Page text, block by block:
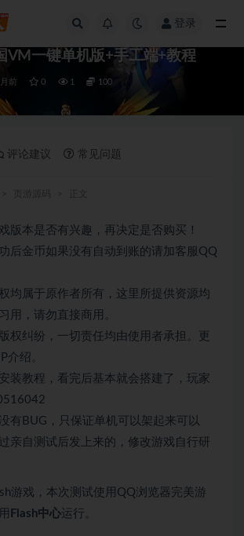
登录
VM一键单机版+手工端+教程
前 0 1 100
评论建议 常见问题
版本是否有兴趣，再决定是否购买！
后金币如果没有自动到账的请加客服QQ
均属于原作者所有，这里所提供资源均
用，请勿直接商用。
权纠纷，一切责任均由使用者承担。更
介绍。
装教程，看完后基本就会搭建了，玩家
有BUG，只保证单机可以架起来可以
亲自测试后发上来的，修改游戏自行研
游戏，本次测试使用QQ浏览器完美游
Flash中心运行。